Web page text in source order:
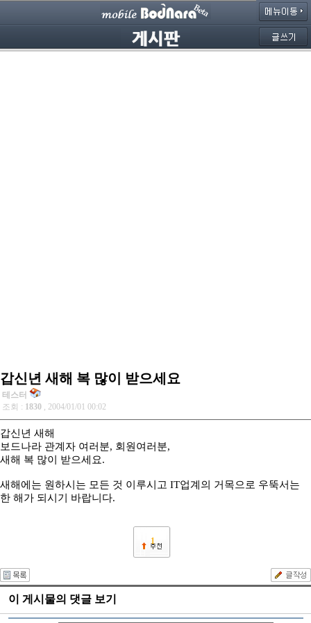
갑신년 새해 복 많이 받으세요
테스터
조회 : 1830 , 2004/01/01 00:02
갑신년 새해
보드나라 관계자 여러분, 회원여러분,
새해 복 많이 받으세요.
새해에는 원하시는 모든 것 이루시고 IT업계의 거목으로 우뚝서는
한 해가 되시기 바랍니다.
1
이 게시물의 댓글 보기